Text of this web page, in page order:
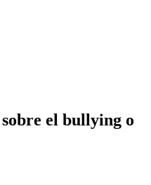
el bullying o